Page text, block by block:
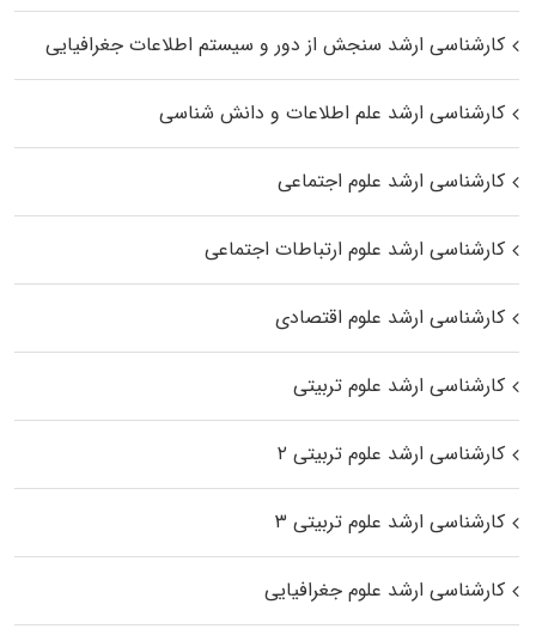
کارشناسی ارشد سنجش از دور و سیستم اطلاعات جغرافیایی
کارشناسی ارشد علم اطلاعات و دانش شناسی
کارشناسی ارشد علوم اجتماعی
کارشناسی ارشد علوم ارتباطات اجتماعی
کارشناسی ارشد علوم اقتصادی
کارشناسی ارشد علوم تربیتی
کارشناسی ارشد علوم تربیتی ۲
کارشناسی ارشد علوم تربیتی ۳
کارشناسی ارشد علوم جغرافیایی